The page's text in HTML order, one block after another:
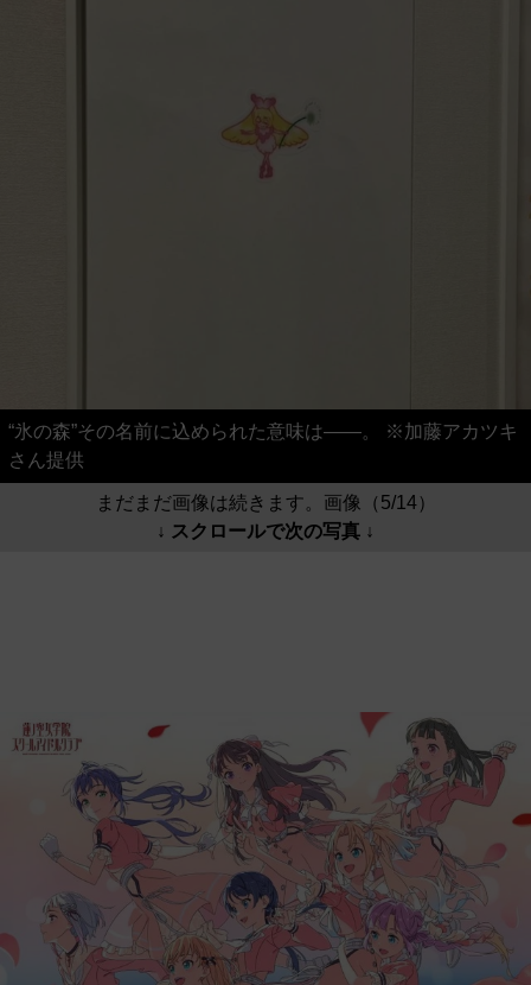
“氷の森”その名前に込められた意味は――。 ※加藤アカツキ
さん提供
まだまだ画像は続きます。画像（5/14）
↓ スクロールで次の写真 ↓